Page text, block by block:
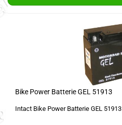
Bike Power Batterie GEL 51913
Intact Bike Power Batterie GEL 51913